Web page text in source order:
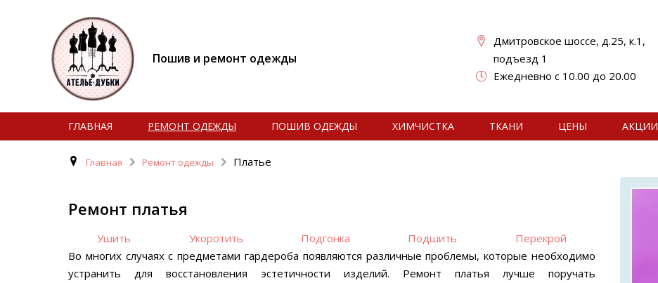
Пошив и ремонт одежды
Дмитровское шоссе, д.25, к.1,
подъезд 1
Ежедневно с 10.00 до 20.00
ГЛАВНАЯ РЕМОНТ ОДЕЖДЫ ПОШИВ ОДЕЖДЫ ХИМЧИСТКА ТКАНИ ЦЕНЫ АКЦИИ
Главная Ремонт одежды Платье
Ремонт платья
Ушить Укоротить Подгонка Подшить
Перекрой
Во многих случаях с предметами гардероба появляются различные проблемы, которые необходимо
устранить для восстановления эстетичности изделий. Ремонт платья лучше поручать